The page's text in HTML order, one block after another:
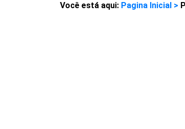
Você está aqui: Pagina Inicial >